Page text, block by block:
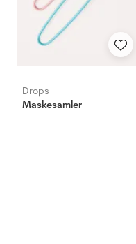
Drops
Maskesamler